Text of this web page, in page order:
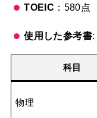
TOEIC ：580点
使用した参考書:
科目
物理